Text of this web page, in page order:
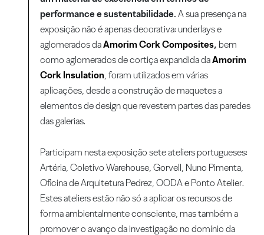
performance e sustentabilidade. A sua presença na
exposição não é apenas decorativa: underlays e
aglomerados daAmorim Cork Composites, bem
como aglomerados de cortiça expandida daAmorim
Cork Insulation , foram utilizados em várias
aplicações, desde a construção de maquetes a
elementos de design que revestem partes das paredes
das galerias.
Participam nesta exposição sete ateliers portugueses:
Artéria, Coletivo Warehouse, Gorvell, Nuno Pimenta,
Oficina de Arquitetura Pedrez, OODA e Ponto Atelier.
Estes ateliers estão não só a aplicar os recursos de
forma ambientalmente consciente, mas também a
promover o avanço da investigação no domínio da